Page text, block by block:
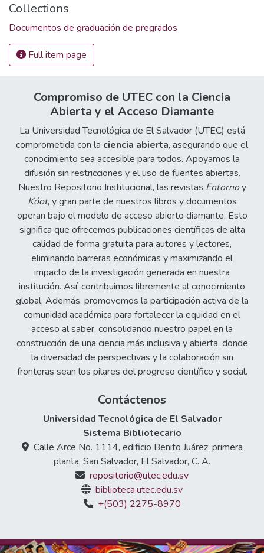
Collections
Documentos de graduación de pregrados
Full item page
Compromiso de UTEC con la Ciencia
Abierta y el Acceso Diamante
La Universidad Tecnológica de El Salvador (UTEC) está
comprometida con la ciencia abierta, asegurando que el
conocimiento sea accesible para todos. Apoyamos la
difusión sin restricciones y el uso de fuentes abiertas.
Nuestro Repositorio Institucional, las revistas Entornoy
Kóot, y gran parte de nuestros libros y documentos
operan bajo el modelo de acceso abierto diamante. Esto
significa que ofrecemos publicaciones científicas de alta
calidad de forma gratuita para autores y lectores,
eliminando barreras económicas y maximizando el
impacto de la investigación generada en nuestra
institución. Así, contribuimos libremente al conocimiento
global. Además, promovemos la participación activa de la
comunidad académica para fortalecer la equidad en el
acceso al saber, consolidando nuestro papel en la
construcción de una ciencia más inclusiva y abierta, donde
la diversidad de perspectivas y la colaboración sin
fronteras sean los pilares del progreso científico y social.
Contáctenos
Universidad Tecnológica de El Salvador
Sistema Bibliotecario
Calle Arce No. 1114, edificio Benito Juárez, primera
planta, San Salvador, El Salvador, C. A.
repositorio@utec.edu.sv
biblioteca.utec.edu.sv
+(503) 2275-8970